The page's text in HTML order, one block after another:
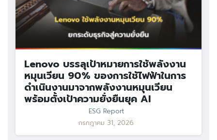
Lenovo บรรลุเป้าหมายการใช้พลังงาน
หมุนเวียน 90% ของการใช้ไฟฟ้าในการ
ดำเนินงานมาจากพลังงานหมุนเวียน
พร้อมตั้งเป้าความยั่งยืนยุค AI
ESG Report
กรกฎาคม 31, 2026